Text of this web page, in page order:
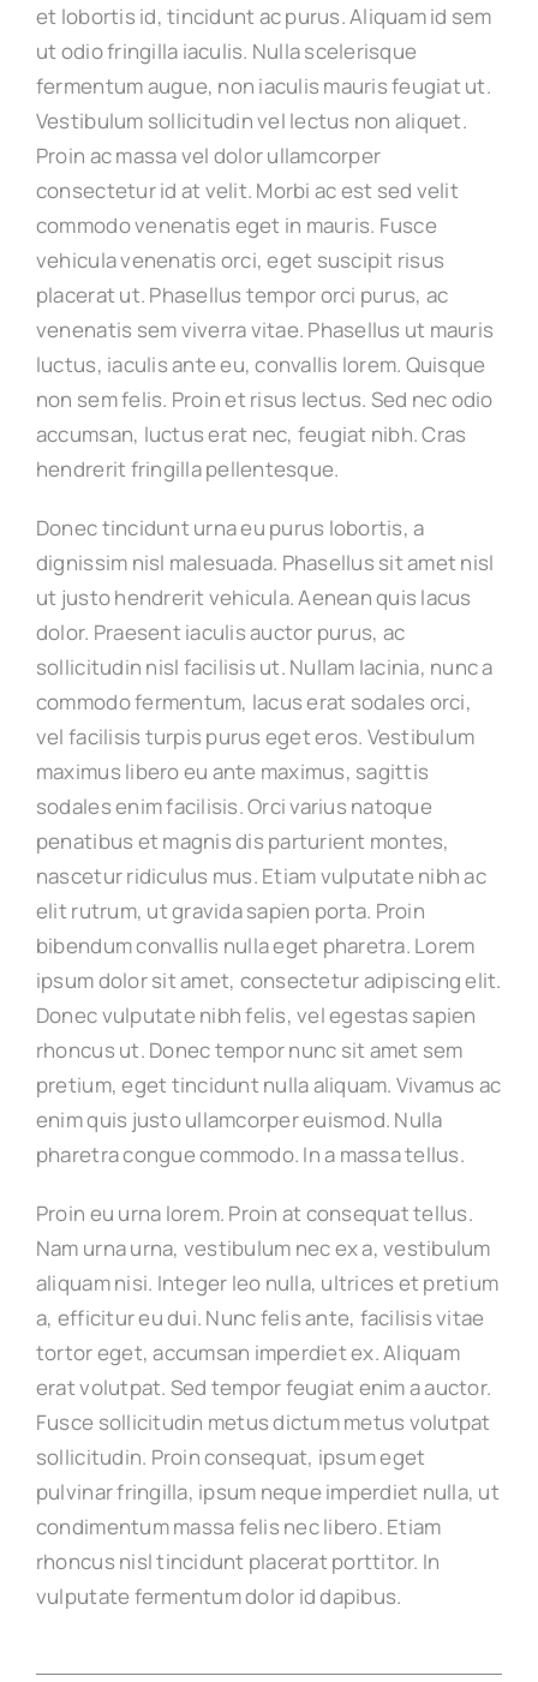
et lobortis id, tincidunt ac purus. Aliquam id sem
ut odio fringilla iaculis. Nulla scelerisque
fermentum augue, non iaculis mauris feugiat ut.
Vestibulum sollicitudin vel lectus non aliquet.
Proin ac massa vel dolor ullamcorper
consectetur id at velit. Morbi ac est sed velit
commodo venenatis eget in mauris. Fusce
vehicula venenatis orci, eget suscipit risus
placerat ut. Phasellus tempor orci purus, ac
venenatis sem viverra vitae. Phasellus ut mauris
luctus, iaculis ante eu, convallis lorem. Quisque
non sem felis. Proin et risus lectus. Sed nec odio
accumsan, luctus erat nec, feugiat nibh. Cras
hendrerit fringilla pellentesque.
Donec tincidunt urna eu purus lobortis, a
dignissim nisl malesuada. Phasellus sit amet nisl
ut justo hendrerit vehicula. Aenean quis lacus
dolor. Praesent iaculis auctor purus, ac
sollicitudin nisl facilisis ut. Nullam lacinia, nunc a
commodo fermentum, lacus erat sodales orci,
vel facilisis turpis purus eget eros. Vestibulum
maximus libero eu ante maximus, sagittis
sodales enim facilisis. Orci varius natoque
penatibus et magnis dis parturient montes,
nascetur ridiculus mus. Etiam vulputate nibh ac
elit rutrum, ut gravida sapien porta. Proin
bibendum convallis nulla eget pharetra. Lorem
ipsum dolor sit amet, consectetur adipiscing elit.
Donec vulputate nibh felis, vel egestas sapien
rhoncus ut. Donec tempor nunc sit amet sem
pretium, eget tincidunt nulla aliquam. Vivamus ac
enim quis justo ullamcorper euismod. Nulla
pharetra congue commodo. In a massa tellus.
Proin eu urna lorem. Proin at consequat tellus.
Nam urna urna, vestibulum nec ex a, vestibulum
aliquam nisi. Integer leo nulla, ultrices et pretium
a, efficitur eu dui. Nunc felis ante, facilisis vitae
tortor eget, accumsan imperdiet ex. Aliquam
erat volutpat. Sed tempor feugiat enim a auctor.
Fusce sollicitudin metus dictum metus volutpat
sollicitudin. Proin consequat, ipsum eget
pulvinar fringilla, ipsum neque imperdiet nulla, ut
condimentum massa felis nec libero. Etiam
rhoncus nisl tincidunt placerat porttitor. In
vulputate fermentum dolor id dapibus.